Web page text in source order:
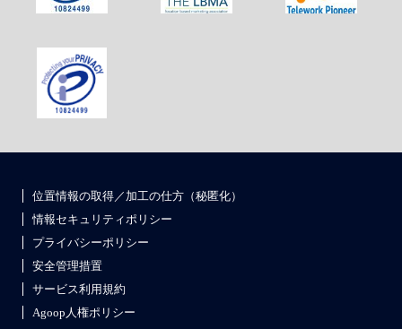
位置情報の取得／加工の仕方（秘匿化）
情報セキュリティポリシー
プライバシーポリシー
安全管理措置
サービス利用規約
Agoop人権ポリシー